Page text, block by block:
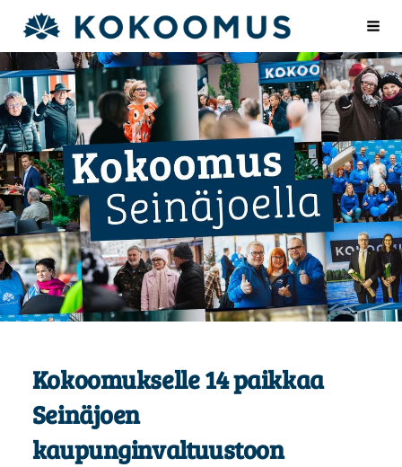
Siirry
sivun
sisältöön
seinajoenkokoomus.fi
Kokoomukselle 14 paikkaa
Seinäjoen
kaupunginvaltuustoon